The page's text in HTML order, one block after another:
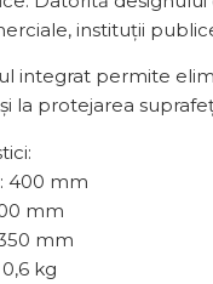
instituții
integrat permite
la protejarea
400 mm
mm
mm
kg